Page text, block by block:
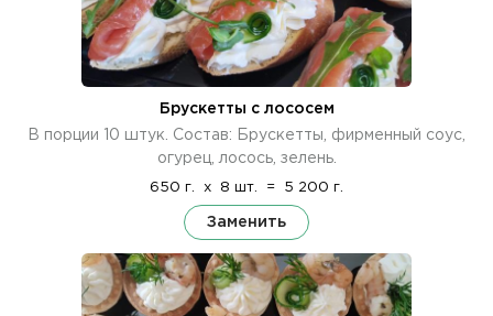
Брускетты с лососем
В порции 10 штук. Состав: Брускетты, фирменный соус,
огурец, лосось, зелень.
650 г. x 8 шт. = 5 200 г.
Заменить